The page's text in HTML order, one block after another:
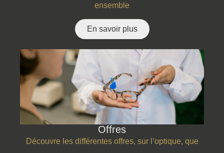
ensemble
En savoir plus
Offres
Découvre les différentes offres, sur l’optique, que